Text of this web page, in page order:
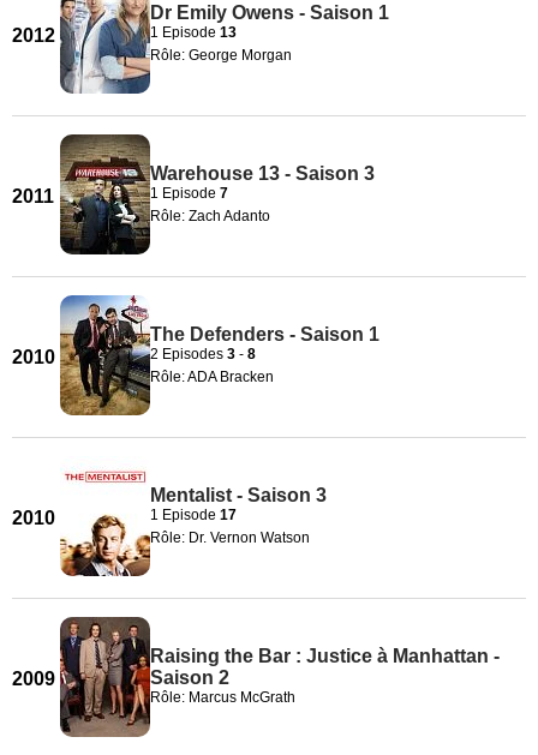
2012
Dr Emily Owens - Saison 1
1 Episode 13
Rôle: George Morgan
2011
Warehouse 13 - Saison 3
1 Episode 7
Rôle: Zach Adanto
2010
The Defenders - Saison 1
2 Episodes 3 - 8
Rôle: ADA Bracken
2010
Mentalist - Saison 3
1 Episode 17
Rôle: Dr. Vernon Watson
2009
Raising the Bar : Justice à Manhattan -
Saison 2
Rôle: Marcus McGrath